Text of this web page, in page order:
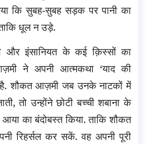
कि सुबह-सुबह सड़क पर पानी का
धूल न उड़े.
और इंसानियत के कई क़िस्सों का
ने अपनी आत्मकथा ‘याद की
है. शौकत आज़मी जब उनके नाटकों में
तो उन्होंने छोटी बच्ची शबाना के
आया का बंदोबस्त किया. ताकि शौकत
रिहर्सल कर सकें. वह अपनी पूरी